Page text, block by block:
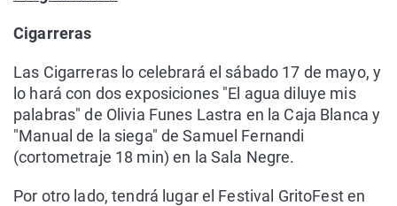
Cigarreras
Las Cigarreras lo celebrará el sábado 17 de mayo, y
lo hará con dos exposiciones "El agua diluye mis
palabras" de Olivia Funes Lastra en la Caja Blanca y
"Manual de la siega" de Samuel Fernandi
(cortometraje 18 min) en la Sala Negre.
Por otro lado, tendrá lugar el Festival GritoFest en